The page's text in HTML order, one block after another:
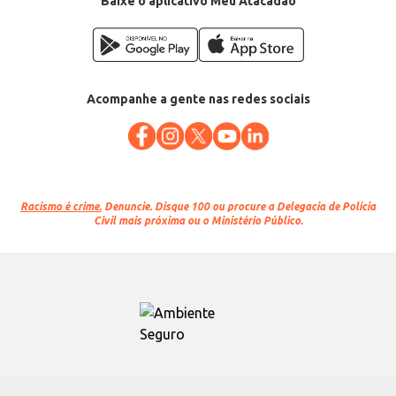
Acompanhe a gente nas redes sociais
Racismo é crime. Denuncie. Disque 100 ou procure a Delegacia de Polícia
Civil mais próxima ou o Ministério Público.